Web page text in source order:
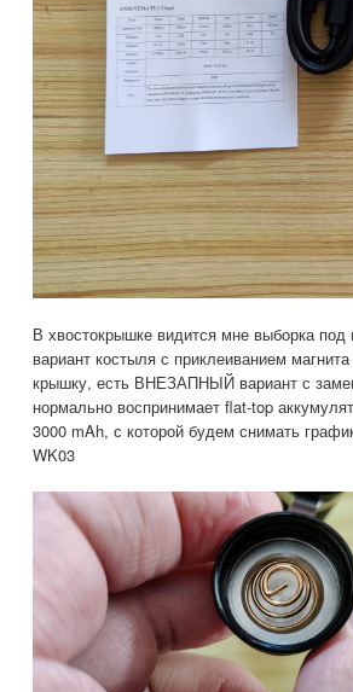
В хвостокрышке видится мне выборка под
вариант костыля с приклеиванием
крышку, есть ВНЕЗАПНЫЙ вариант с
нормально воспринимает flat-top
3000 mAh, с которой будем снимать
WK03